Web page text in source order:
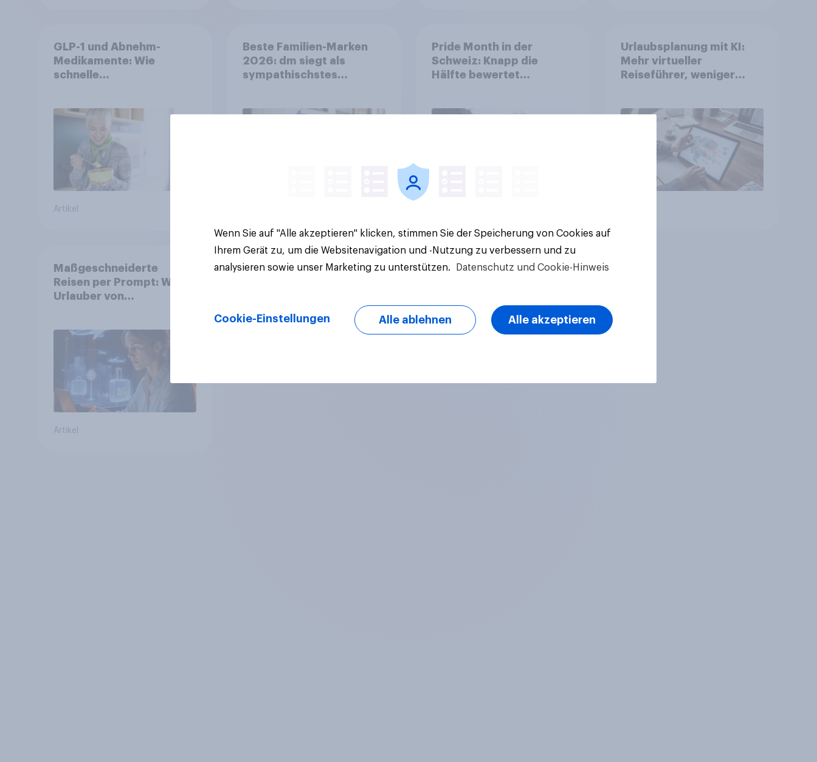
GLP-1 und Abnehm-
Medikamente: Wie
schnelle
umgestalten
Artikel
Beste Familien-Marken
2026: dm siegt als
sympathischstes
Pride Month in der
Schweiz: Knapp die
Hälfte bewertet
bleibt umstritten
Urlaubsplanung mit KI:
Mehr virtueller
Reiseführer, weniger
Maßgeschneiderte
Reisen per Prompt: Was
Urlauber von
Tools bei der
Reiseplanung bereits
genutzt werden
Artikel
Wenn Sie auf "Alle akzeptieren" klicken, stimmen Sie der Speicherung von Cookies auf
Ihrem Gerät zu, um die Websitenavigation und -Nutzung zu verbessern und zu
analysieren sowie unser Marketing zu unterstützen.
Datenschutz und Cookie-Hinweis
Cookie-Einstellungen Alle ablehnen Alle akzeptieren